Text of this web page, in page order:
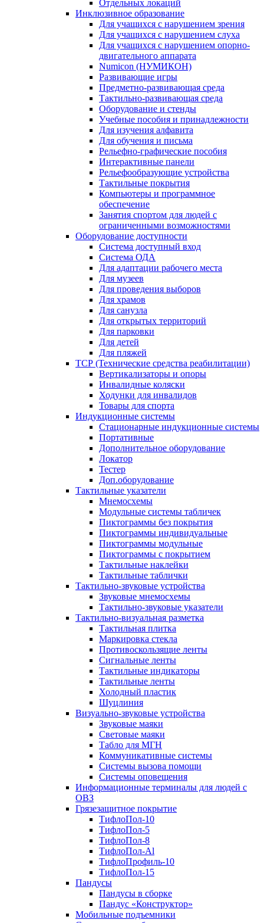
Отдельных локаций
Инклюзивное образование
Для учащихся с нарушением зрения
Для учащихся с нарушением слуха
Для учащихся с нарушением опорно-
двигательного аппарата
Numicon (НУМИКОН)
Развивающие игры
Предметно-развивающая среда
Тактильно-развивающая среда
Оборудование и стенды
Учебные пособия и принадлежности
Для изучения алфавита
Для обучения и письма
Рельефно-графические пособия
Интерактивные панели
Рельефообразующие устройства
Тактильные покрытия
Компьютеры и программное
обеспечение
Занятия спортом для людей с
ограниченными возможностями
Оборудование доступности
Система доступный вход
Система ОДА
Для адаптации рабочего места
Для музеев
Для проведения выборов
Для храмов
Для санузла
Для открытых территорий
Для парковки
Для детей
Для пляжей
ТСР (Технические средства реабилитации)
Вертикализаторы и опоры
Инвалидные коляски
Ходунки для инвалидов
Товары для спорта
Индукционные системы
Стационарные индукционные системы
Портативные
Дополнительное оборудование
Локатор
Тестер
Доп.оборудование
Тактильные указатели
Мнемосхемы
Модульные системы табличек
Пиктограммы без покрытия
Пиктограммы индивидуальные
Пиктограммы модульные
Пиктограммы с покрытием
Тактильные наклейки
Тактильные таблички
Тактильно-звуковые устройства
Звуковые мнемосхемы
Тактильно-звуковые указатели
Тактильно-визуальная разметка
Тактильная плитка
Маркировка стекла
Противоскользящие ленты
Сигнальные ленты
Тактильные индикаторы
Тактильные ленты
Холодный пластик
Шуцлиния
Визуально-звуковые устройства
Звуковые маяки
Световые маяки
Табло для МГН
Коммуникативные системы
Системы вызова помощи
Системы оповещения
Информационные терминалы для людей с
ОВЗ
Грязезащитное покрытие
ТифлоПол-10
ТифлоПол-5
ТифлоПол-8
ТифлоПол-Al
ТифлоПрофиль-10
ТифлоПол-15
Пандусы
Пандусы в сборке
Пандус «Конструктор»
Мобильные подъемники